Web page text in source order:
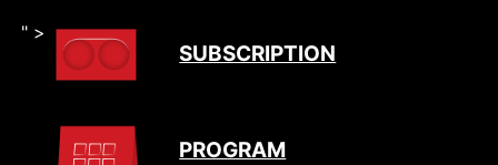
" >
SUBSCRIPTION
PROGRAM